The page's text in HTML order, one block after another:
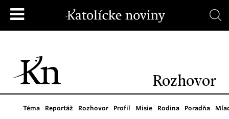
Rozhovor
Téma Reportáž Rozhovor Profil Misie Rodina Poradňa